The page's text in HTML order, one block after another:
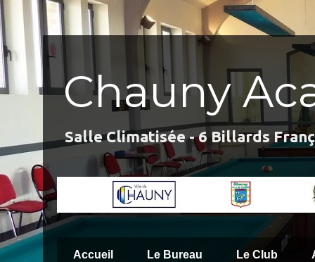
Chauny
Salle Climatisée - 6 Billards
Accueil Le Bureau Le Club